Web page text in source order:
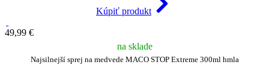
Kúpiť produkt
49,99 €
na sklade
Najsilnejší sprej na medvede MACO STOP Extreme 300ml hmla